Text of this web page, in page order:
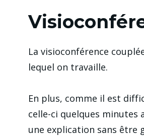
La visioconférence
lequel on travaille.
En plus, comme il est
celle-ci quelques
une explication sans être